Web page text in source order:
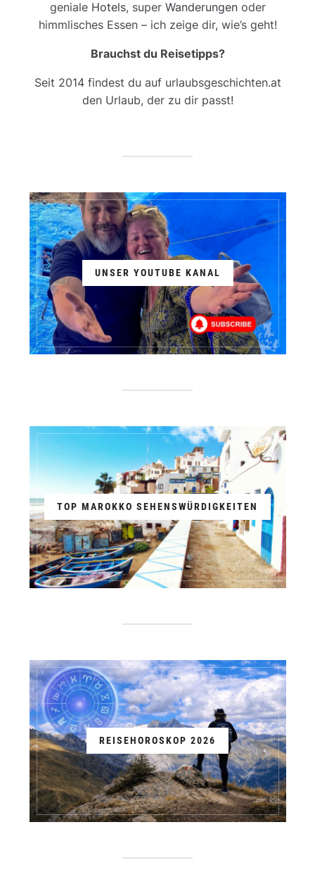
geniale Hotels, super Wanderungenoder
himmlisches Essen – ich zeige dir, wie’s geht!
Brauchst du Reisetipps?
Seit 2014 findest du auf urlaubsgeschichten.at
den Urlaub, der zu dir passt!
UNSER YOUTUBE KANAL
TOP MAROKKO SEHENSWÜRDIGKEITEN
REISEHOROSKOP 2026